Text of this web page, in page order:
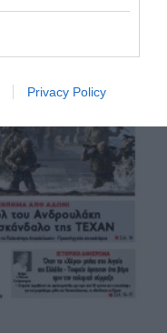
Privacy Policy